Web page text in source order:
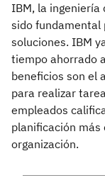
IBM, la ingeniería
sido fundamental
soluciones. IBM
tiempo ahorrado
beneficios son el
para realizar
empleados
planificación
organización.